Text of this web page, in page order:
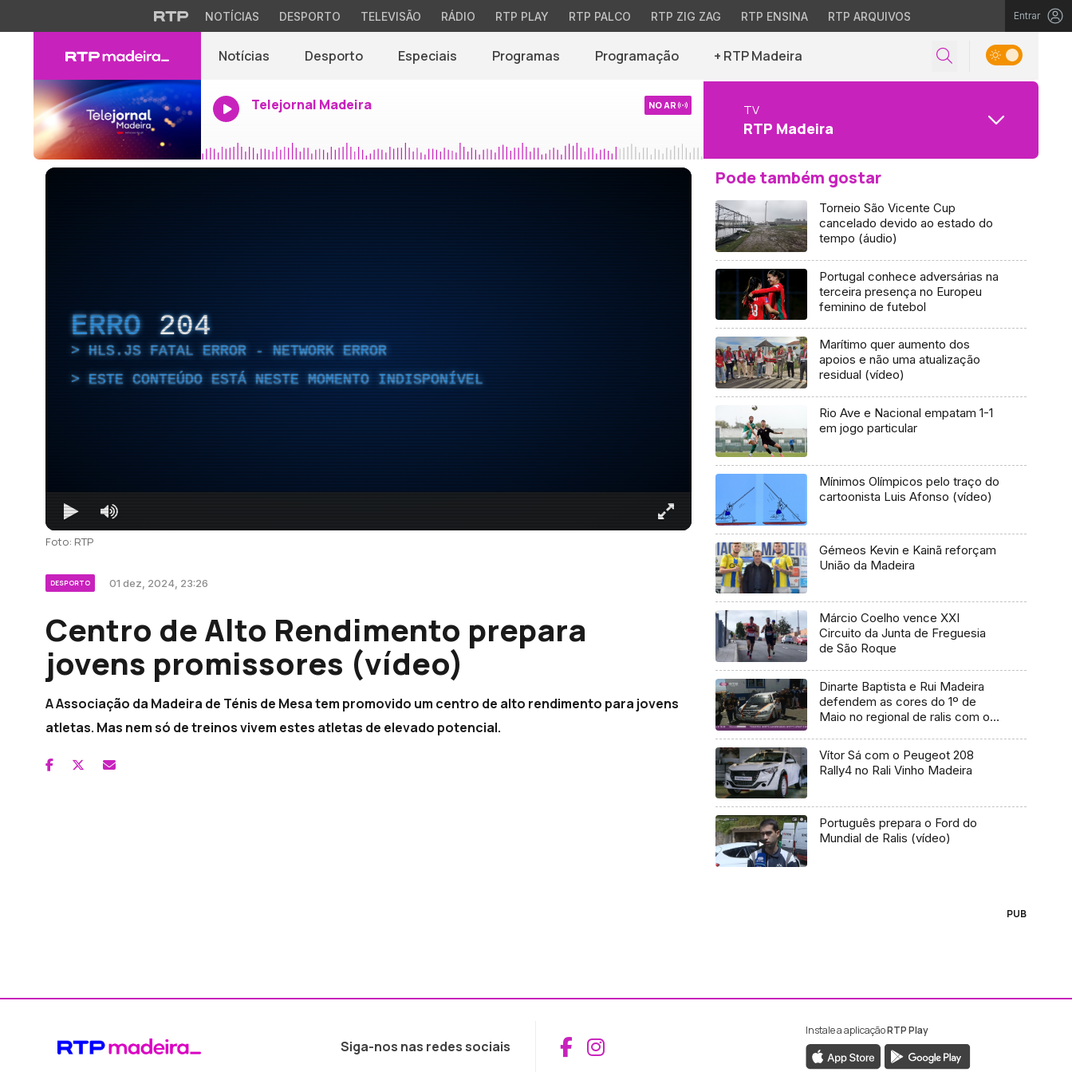
NOTÍCIAS DESPORTO TELEVISÃO RÁDIO RTP PLAY RTP PALCO RTP ZIG ZAG RTP ENSINA RTP ARQUIVOS Entrar
Notícias Desporto Especiais Programas Programação + RTP Madeira
Telejornal Madeira NO AR TV
RTP Madeira
ERRO 204
HLS.JS FATAL ERROR - NETWORK ERROR
ESTE CONTEÚDO ESTÁ NESTE MOMENTO INDISPONÍVEL
Foto: RTP
DESPORTO 01 dez, 2024, 23:26
Centro de Alto Rendimento prepara
jovens promissores (vídeo)
A Associação da Madeira de Ténis de Mesa tem promovido um centro de alto rendimento para jovens
atletas. Mas nem só de treinos vivem estes atletas de elevado potencial.
Pode também gostar
Torneio São Vicente Cup
cancelado devido ao estado do
tempo (áudio)
Portugal conhece adversárias na
terceira presença no Europeu
feminino de futebol
Marítimo quer aumento dos
apoios e não uma atualização
residual (vídeo)
Rio Ave e Nacional empatam 1-1
em jogo particular
Mínimos Olímpicos pelo traço do
cartoonista Luis Afonso (vídeo)
Gémeos Kevin e Kainã reforçam
União da Madeira
Márcio Coelho vence XXI
Circuito da Junta de Freguesia
de São Roque
Dinarte Baptista e Rui Madeira
defendem as cores do 1º de
Maio no regional de ralis com o
Vítor Sá com o Peugeot 208
Rally4 no Rali Vinho Madeira
Português prepara o Ford do
Mundial de Ralis (vídeo)
PUB
Siga-nos nas redes sociais Aceder ao Facebook da RTP Madeira
Aceder ao Instagram da RTP Madeira
Instale a aplicaçãoRTP Play